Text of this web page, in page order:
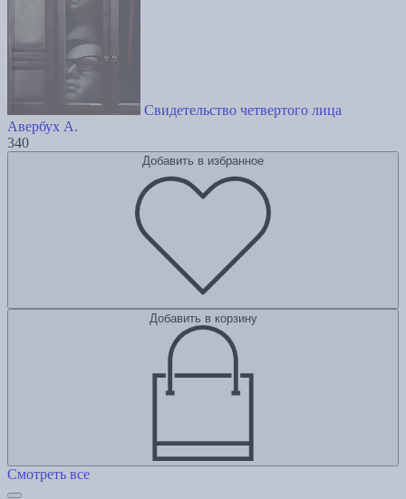
Свидетельство четвертого лица
Авербух А.
340
Добавить в избранное
Добавить в корзину
Смотреть все